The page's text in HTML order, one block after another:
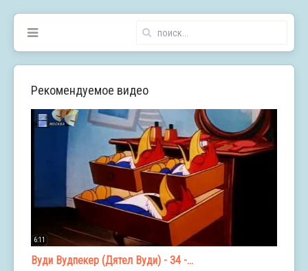
Рекомендуемое видео
6:11
Вуди Вудпекер (Дятел Вуди) - 34 -...